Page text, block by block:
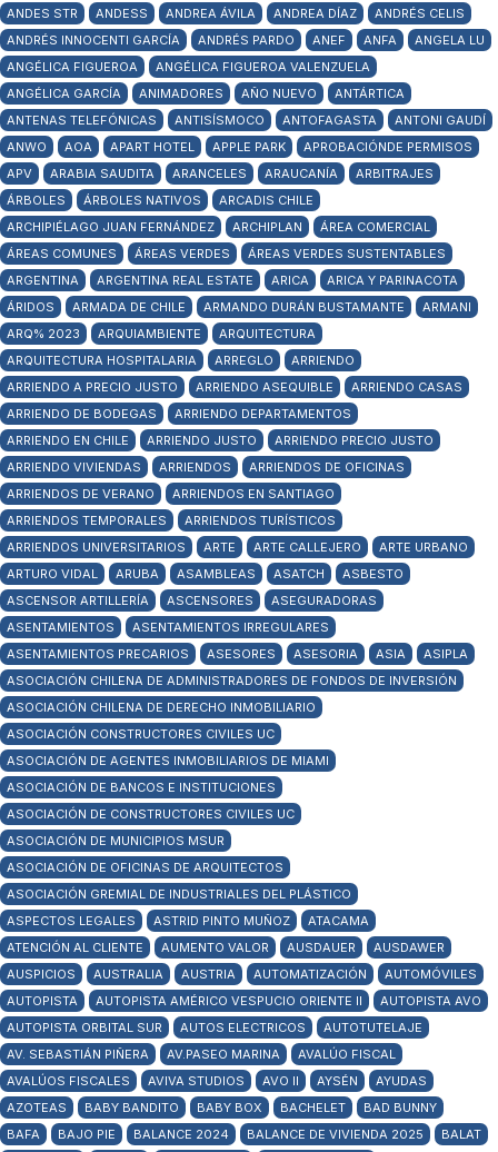
ANDES STR
ANDESS ANDREA ÁVILA ANDREA DÍAZ
ANDRÉS CELIS
ANDRÉS INNOCENTI GARCÍA
ANDRÉS PARDO ANEF ANFA
ANGELA LU
ANGÉLICA FIGUEROA
ANGÉLICA FIGUEROA VALENZUELA
ANGÉLICA GARCÍA
ANIMADORES AÑO NUEVO
ANTÁRTICA
ANTENAS TELEFÓNICAS
ANTISÍSMOCO ANTOFAGASTA
ANTONI GAUDÍ
ANWO
AOA APART HOTEL APPLE PARK
APROBACIÓNDE PERMISOS
APV
ARABIA SAUDITA ARANCELES ARAUCANÍA
ARBITRAJES
ÁRBOLES
ÁRBOLES NATIVOS
ARCADIS CHILE
ARCHIPIÉLAGO JUAN FERNÁNDEZ
ARCHIPLAN
ÁREA COMERCIAL
ÁREAS COMUNES
ÁREAS VERDES
ÁREAS VERDES SUSTENTABLES
ARGENTINA
ARGENTINA REAL ESTATE ARICA
ARICA Y PARINACOTA
ÁRIDOS
ARMADA DE CHILE ARMANDO DURÁN BUSTAMANTE
ARMANI
ARQ% 2023
ARQUIAMBIENTE
ARQUITECTURA
ARQUITECTURA HOSPITALARIA
ARREGLO
ARRIENDO
ARRIENDO A PRECIO JUSTO
ARRIENDO ASEQUIBLE
ARRIENDO CASAS
ARRIENDO DE BODEGAS
ARRIENDO DEPARTAMENTOS
ARRIENDO EN CHILE
ARRIENDO JUSTO
ARRIENDO PRECIO JUSTO
ARRIENDO VIVIENDAS
ARRIENDOS
ARRIENDOS DE OFICINAS
ARRIENDOS DE VERANO
ARRIENDOS EN SANTIAGO
ARRIENDOS TEMPORALES
ARRIENDOS TURÍSTICOS
ARRIENDOS UNIVERSITARIOS
ARTE ARTE CALLEJERO
ARTE URBANO
ARTURO VIDAL
ARUBA ASAMBLEAS ASATCH
ASBESTO
ASCENSOR ARTILLERÍA
ASCENSORES
ASEGURADORAS
ASENTAMIENTOS
ASENTAMIENTOS IRREGULARES
ASENTAMIENTOS PRECARIOS
ASESORES ASESORIA ASIA
ASIPLA
ASOCIACIÓN CHILENA DE ADMINISTRADORES DE FONDOS DE INVERSIÓN
ASOCIACIÓN CHILENA DE DERECHO INMOBILIARIO
ASOCIACIÓN CONSTRUCTORES CIVILES UC
ASOCIACIÓN DE AGENTES INMOBILIARIOS DE MIAMI
ASOCIACIÓN DE BANCOS E INSTITUCIONES
ASOCIACIÓN DE CONSTRUCTORES CIVILES UC
ASOCIACIÓN DE MUNICIPIOS MSUR
ASOCIACIÓN DE OFICINAS DE ARQUITECTOS
ASOCIACIÓN GREMIAL DE INDUSTRIALES DEL PLÁSTICO
ASPECTOS LEGALES
ASTRID PINTO MUÑOZ
ATACAMA
ATENCIÓN AL CLIENTE
AUMENTO VALOR AUSDAUER
AUSDAWER
AUSPICIOS
AUSTRALIA AUSTRIA AUTOMATIZACIÓN
AUTOMÓVILES
AUTOPISTA
AUTOPISTA AMÉRICO VESPUCIO ORIENTE II
AUTOPISTA AVO
AUTOPISTA ORBITAL SUR
AUTOS ELECTRICOS
AUTOTUTELAJE
AV. SEBASTIÁN PIÑERA
AV.PASEO MARINA
AVALÚO FISCAL
AVALÚOS FISCALES
AVIVA STUDIOS AVO II AYSÉN
AYUDAS
AZOTEAS
BABY BANDITO BABY BOX BACHELET
BAD BUNNY
BAFA
BAJO PIE BALANCE 2024 BALANCE DE VIVIENDA 2025
BALAT